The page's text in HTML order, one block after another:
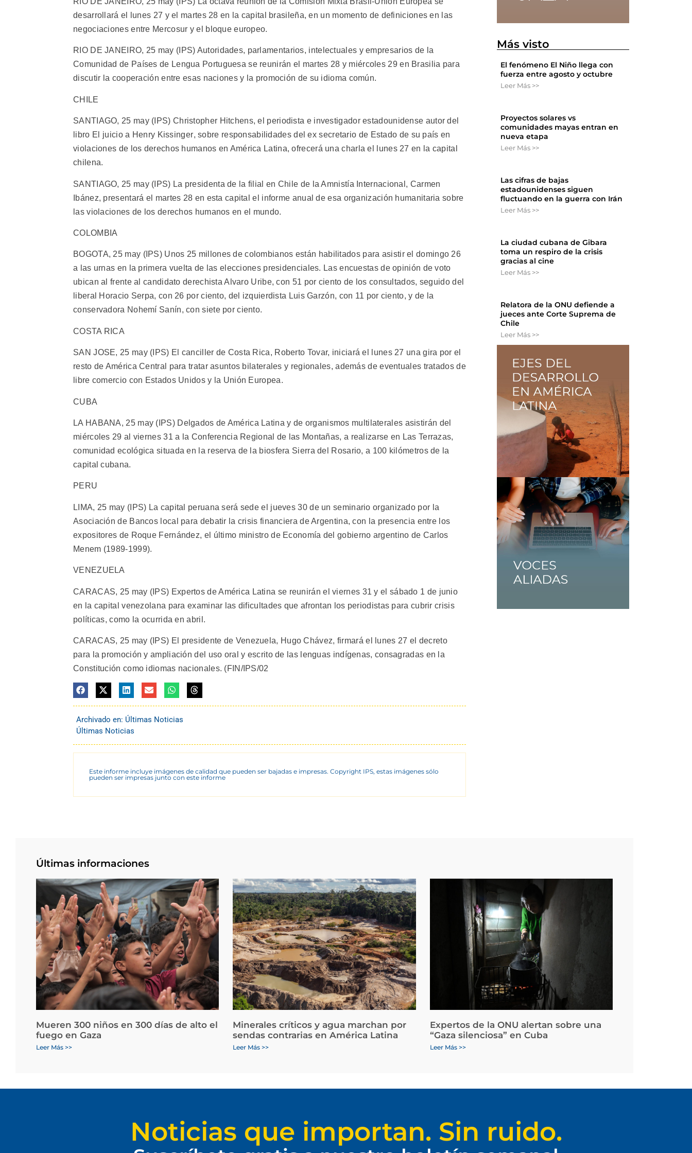
desarrollará el lunes 27 y el martes 28 en la capital brasileña, en un momento de definiciones en las
negociaciones entre Mercosur y el bloque europeo.
RIO DE JANEIRO, 25 may (IPS) Autoridades, parlamentarios, intelectuales y empresarios de la
Comunidad de Países de Lengua Portuguesa se reunirán el martes 28 y miércoles 29 en Brasilia para
discutir la cooperación entre esas naciones y la promoción de su idioma común.
CHILE
SANTIAGO, 25 may (IPS) Christopher Hitchens, el periodista e investigador estadounidense autor del
libro El juicio a Henry Kissinger, sobre responsabilidades del ex secretario de Estado de su país en
violaciones de los derechos humanos en América Latina, ofrecerá una charla el lunes 27 en la capital
chilena.
SANTIAGO, 25 may (IPS) La presidenta de la filial en Chile de la Amnistía Internacional, Carmen
Ibánez, presentará el martes 28 en esta capital el informe anual de esa organización humanitaria sobre
las violaciones de los derechos humanos en el mundo.
COLOMBIA
BOGOTA, 25 may (IPS) Unos 25 millones de colombianos están habilitados para asistir el domingo 26
a las urnas en la primera vuelta de las elecciones presidenciales. Las encuestas de opinión de voto
ubican al frente al candidato derechista Alvaro Uribe, con 51 por ciento de los consultados, seguido del
liberal Horacio Serpa, con 26 por ciento, del izquierdista Luis Garzón, con 11 por ciento, y de la
conservadora Nohemí Sanín, con siete por ciento.
COSTA RICA
SAN JOSE, 25 may (IPS) El canciller de Costa Rica, Roberto Tovar, iniciará el lunes 27 una gira por el
resto de América Central para tratar asuntos bilaterales y regionales, además de eventuales tratados de
libre comercio con Estados Unidos y la Unión Europea.
CUBA
LA HABANA, 25 may (IPS) Delgados de América Latina y de organismos multilaterales asistirán del
miércoles 29 al viernes 31 a la Conferencia Regional de las Montañas, a realizarse en Las Terrazas,
comunidad ecológica situada en la reserva de la biosfera Sierra del Rosario, a 100 kilómetros de la
capital cubana.
PERU
LIMA, 25 may (IPS) La capital peruana será sede el jueves 30 de un seminario organizado por la
Asociación de Bancos local para debatir la crisis financiera de Argentina, con la presencia entre los
expositores de Roque Fernández, el último ministro de Economía del gobierno argentino de Carlos
Menem (1989-1999).
VENEZUELA
CARACAS, 25 may (IPS) Expertos de América Latina se reunirán el viernes 31 y el sábado 1 de junio
en la capital venezolana para examinar las dificultades que afrontan los periodistas para cubrir crisis
políticas, como la ocurrida en abril.
CARACAS, 25 may (IPS) El presidente de Venezuela, Hugo Chávez, firmará el lunes 27 el decreto
para la promoción y ampliación del uso oral y escrito de las lenguas indígenas, consagradas en la
Constitución como idiomas nacionales. (FIN/IPS/02
Archivado en: Últimas Noticias
Últimas Noticias
Este informe incluye imágenes de calidad que pueden ser bajadas e impresas. Copyright IPS, estas imágenes sólo
pueden ser impresas junto con este informe
Más visto
El fenómeno El Niño llega con
fuerza entre agosto y octubre
Leer Más >>
Proyectos solares vs
comunidades mayas entran en
nueva etapa
Leer Más >>
Las cifras de bajas
estadounidenses siguen
fluctuando en la guerra con Irán
Leer Más >>
La ciudad cubana de Gibara
toma un respiro de la crisis
gracias al cine
Leer Más >>
Relatora de la ONU defiende a
jueces ante Corte Suprema de
Chile
Leer Más >>
Últimas informaciones
Mueren 300 niños en 300 días de alto el
fuego en Gaza
Leer Más >>
Minerales críticos y agua marchan por
sendas contrarias en América Latina
Leer Más >>
Expertos de la ONU alertan sobre una
“Gaza silenciosa” en Cuba
Leer Más >>
Noticias que importan. Sin ruido.